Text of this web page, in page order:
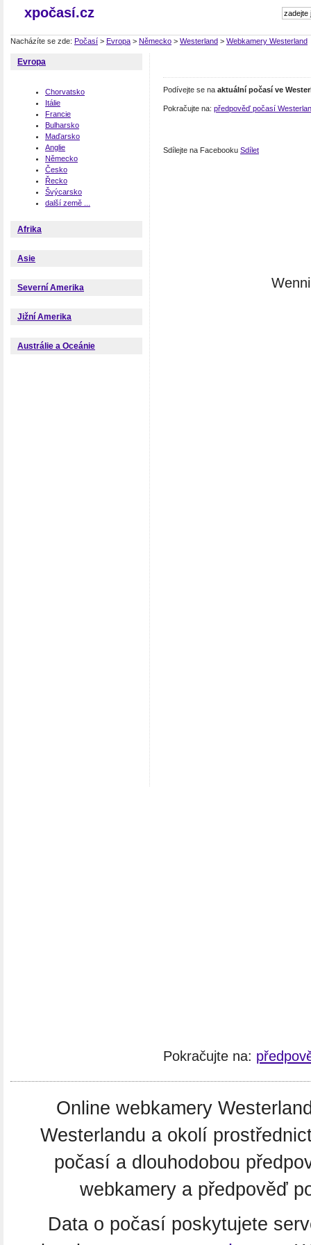
xpočasí.cz
Nacházíte se zde: Počasí > Evropa > Německo > Westerland > Webkamery Westerland
Evropa
Chorvatsko
Itálie
Francie
Bulharsko
Maďarsko
Anglie
Německo
Česko
Řecko
Švýcarsko
další země ...
Afrika
Asie
Severní Amerika
Jižní Amerika
Austrálie a Oceánie
Podívejte se na aktuální počasí ve
Pokračujte na: předpověď počasí
Sdílejte na Facebooku Sdílet
Pokračujte na:
Online webkamery
Westerlandu a okolí
počasí a dlouhodobou
webkamery a předpověď
Data o počasí poskytujete